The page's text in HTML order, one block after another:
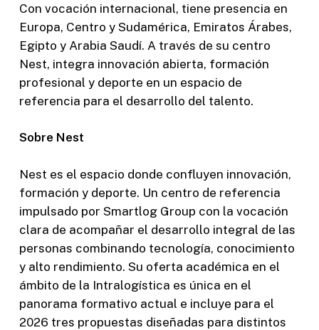
Con vocación internacional, tiene presencia en
Europa, Centro y Sudamérica, Emiratos Árabes,
Egipto y Arabia Saudí. A través de su centro
Nest, integra innovación abierta, formación
profesional y deporte en un espacio de
referencia para el desarrollo del talento.
Sobre Nest
Nest es el espacio donde confluyen innovación,
formación y deporte. Un centro de referencia
impulsado por Smartlog Group con la vocación
clara de acompañar el desarrollo integral de las
personas combinando tecnología, conocimiento
y alto rendimiento. Su oferta académica en el
ámbito de la Intralogística es única en el
panorama formativo actual e incluye para el
2026 tres propuestas diseñadas para distintos